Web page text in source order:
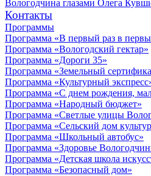
Вологодчина глазами Олега
Контакты
Программы
Программа «В первый раз в
Программа «Вологодский гектар»
Программа «Дороги 35»
Программа «Земельный
Программа «Культурный
Программа «С днем рождения,
Программа «Народный бюджет»
Программа «Светлые улицы
Программа «Сельский дом
Программа «Школьный автобус»
Программа «Здоровье
Программа «Детская школа
Программа «Безопасный дом»